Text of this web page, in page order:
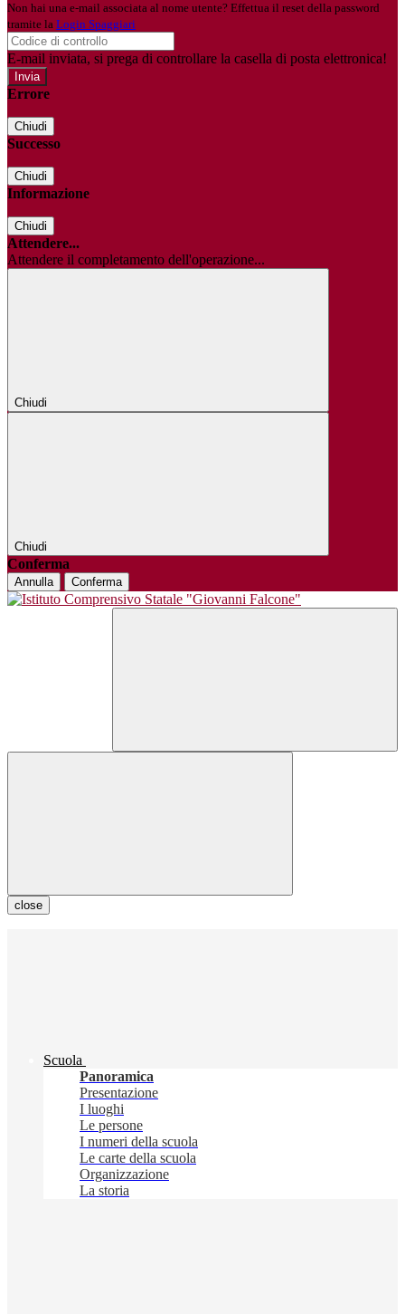
Non hai una e-mail associata al nome utente? Effettua il reset della password
tramite la Login Spaggiari
E-mail inviata, si prega di controllare la casella di posta elettronica!
Errore
Chiudi
Successo
Chiudi
Informazione
Chiudi
Attendere...
Attendere il completamento dell'operazione...
Chiudi
Chiudi
Conferma
Annulla Conferma
close
Scuola
Panoramica
Presentazione
I luoghi
Le persone
I numeri della scuola
Le carte della scuola
Organizzazione
La storia